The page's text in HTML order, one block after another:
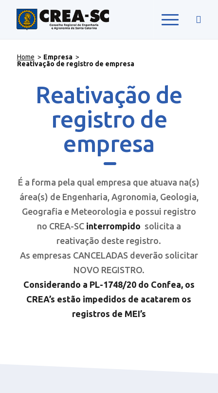
Home > Empresa >
Reativação de registro de empresa
Reativação de
registro de
empresa
É a forma pela qual empresa que atuava na(s)
área(s) de Engenharia, Agronomia, Geologia,
Geografia e Meteorologia e possui registro
no CREA-SC interrompido solicita a
reativação deste registro.
As empresas CANCELADAS deverão solicitar
NOVO REGISTRO.
Considerando a PL-1748/20 do Confea, os
CREA’s estão impedidos de acatarem os
registros de MEI’s